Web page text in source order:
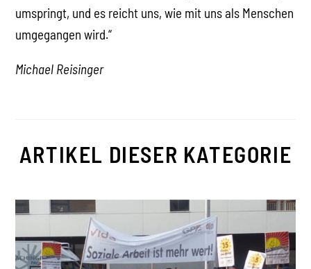
umspringt, und es reicht uns, wie mit uns als Menschen
umgegangen wird.“
Michael Reisinger
ARTIKEL DIESER KATEGORIE